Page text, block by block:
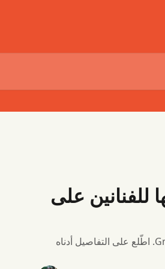
للفنانين على
نُجري بعض التغييرات على طريقة عرض الفرص على منصة Groover. اطّلع على التفاصيل أدناه